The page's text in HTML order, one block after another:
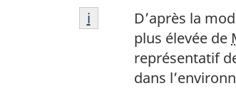
de
page
Notes
de
D’après la
plus élevée de
représentatif
dans
Retour à la référence
i